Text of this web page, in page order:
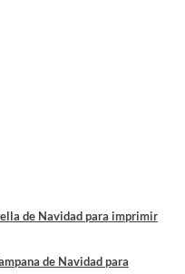
de Navidad para imprimir
de Navidad para